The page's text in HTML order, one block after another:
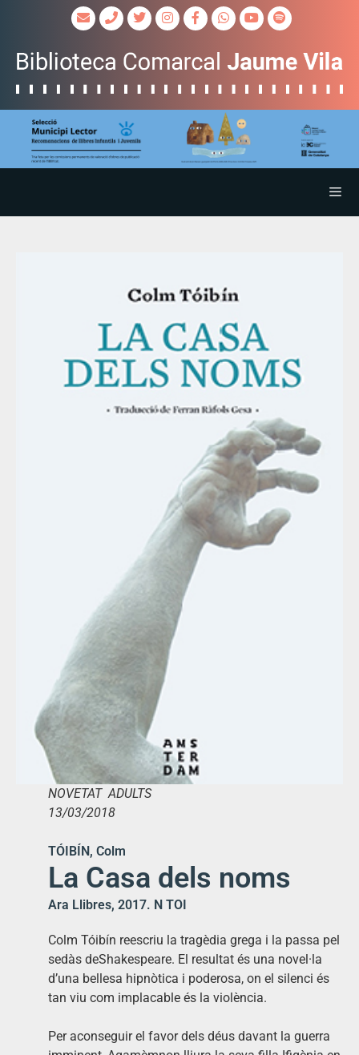
NOVETAT ADULTS
13/03/2018
TÓIBÍN, Colm
La Casa dels noms
Ara Llibres, 2017. N TOI
Colm Tóibín reescriu la tragèdia grega i la passa pel
sedàs deShakespeare. El resultat és una novel·la
d’una bellesa hipnòtica i poderosa, on el silenci és
tan viu com implacable és la violència.
Per aconseguir el favor dels déus davant la guerra